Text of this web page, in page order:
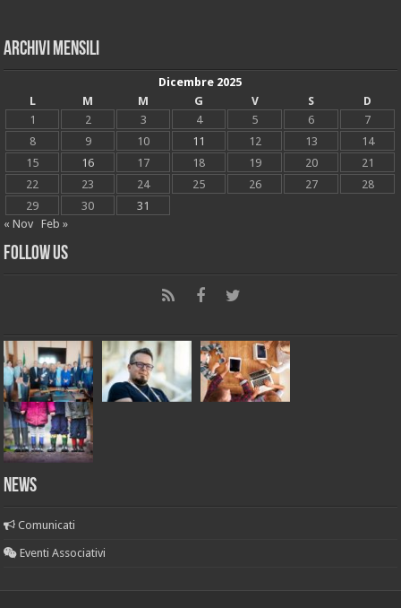
Archivi mensili
Dicembre 2025
L
M M G V S
D
1
2 3 4 5 6
7
8
9 10 11 12 13
14
15
16 17 18 19 20
21
22
23 24 25 26 27
28
29
30
31
« Nov
Feb »
Follow Us
News
Comunicati
Eventi Associativi